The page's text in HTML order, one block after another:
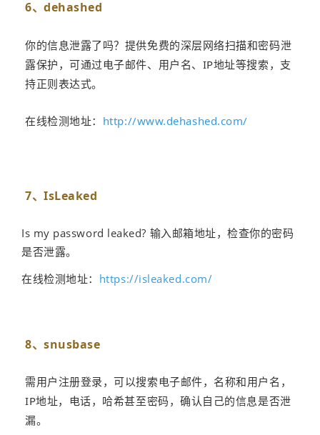
6、dehashed
你的信息泄露了吗？提供免费的深层网络扫描和密码泄
露保护，可通过电子邮件、用户名、IP地址等搜索，支
持正则表达式。
在线检测地址： http://www.dehashed.com/
7、IsLeaked
Is my password leaked? 输入邮箱地址，检查你的密码
是否泄露。
在线检测地址： https://isleaked.com/
8、snusbase
需用户注册登录，可以搜索电子邮件，名称和用户名，
IP地址，电话，哈希甚至密码，确认自己的信息是否泄
漏。